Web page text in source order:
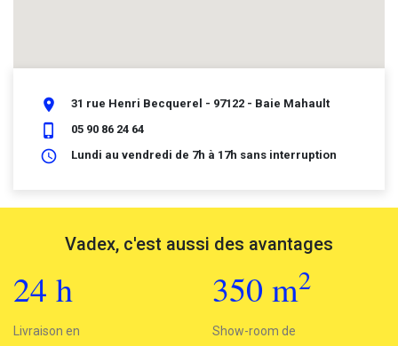
place 31 rue Henri Becquerel - 97122 - Baie Mahault
phone_iphone 05 90 86 24 64
schedule Lundi au vendredi de 7h à 17h sans interruption
Vadex, c'est aussi des avantages
24 h
Livraison en
350 m2
Show-room de